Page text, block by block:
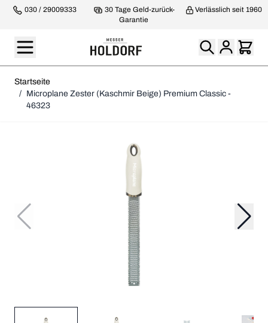
030 / 29009333
30 Tage Geld-zurück-
Garantie
Verlässlich seit 1960
Startseite
/ Microplane Zester (Kaschmir Beige) Premium Classic -
46323